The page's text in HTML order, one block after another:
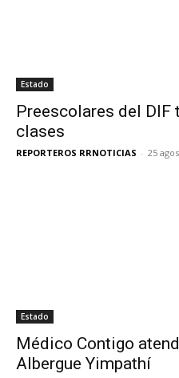
Estado
Preescolares del DIF
clases
REPORTEROS RRNOTICIAS - 25
Estado
Médico Contigo
Albergue Yimpathí